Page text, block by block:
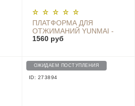
ПЛАТФОРМА ДЛЯ
ОТЖИМАНИЙ YUNMAI -
YMPB-A601
1560 руб
ОЖИДАЕМ ПОСТУПЛЕНИЯ
ID: 273894